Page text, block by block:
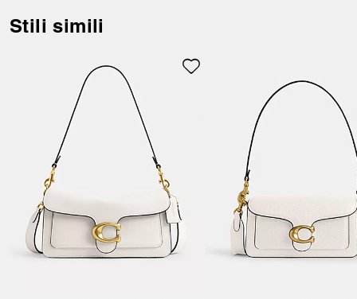
Stili simili